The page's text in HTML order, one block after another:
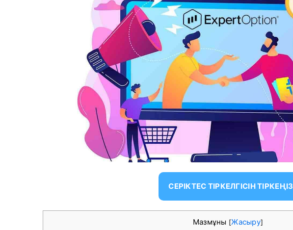
СЕРІКТЕС ТІРКЕЛГІСІН ТІРКЕҢІЗ
Мазмұны [Жасыру]